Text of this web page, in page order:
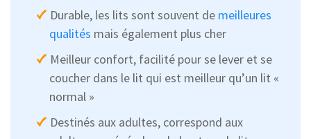
Durable, les lits sont souvent de meilleures
qualités mais également plus cher
Meilleur confort, facilité pour se lever et se
coucher dans le lit qui est meilleur qu’un lit «
normal »
Destinés aux adultes, correspond aux